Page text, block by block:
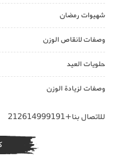
شهيوات رمضان
وصفات لانقاص الوزن
حلويات العيد
وصفات لزيادة الوزن
للاتصال بنا+212614999191